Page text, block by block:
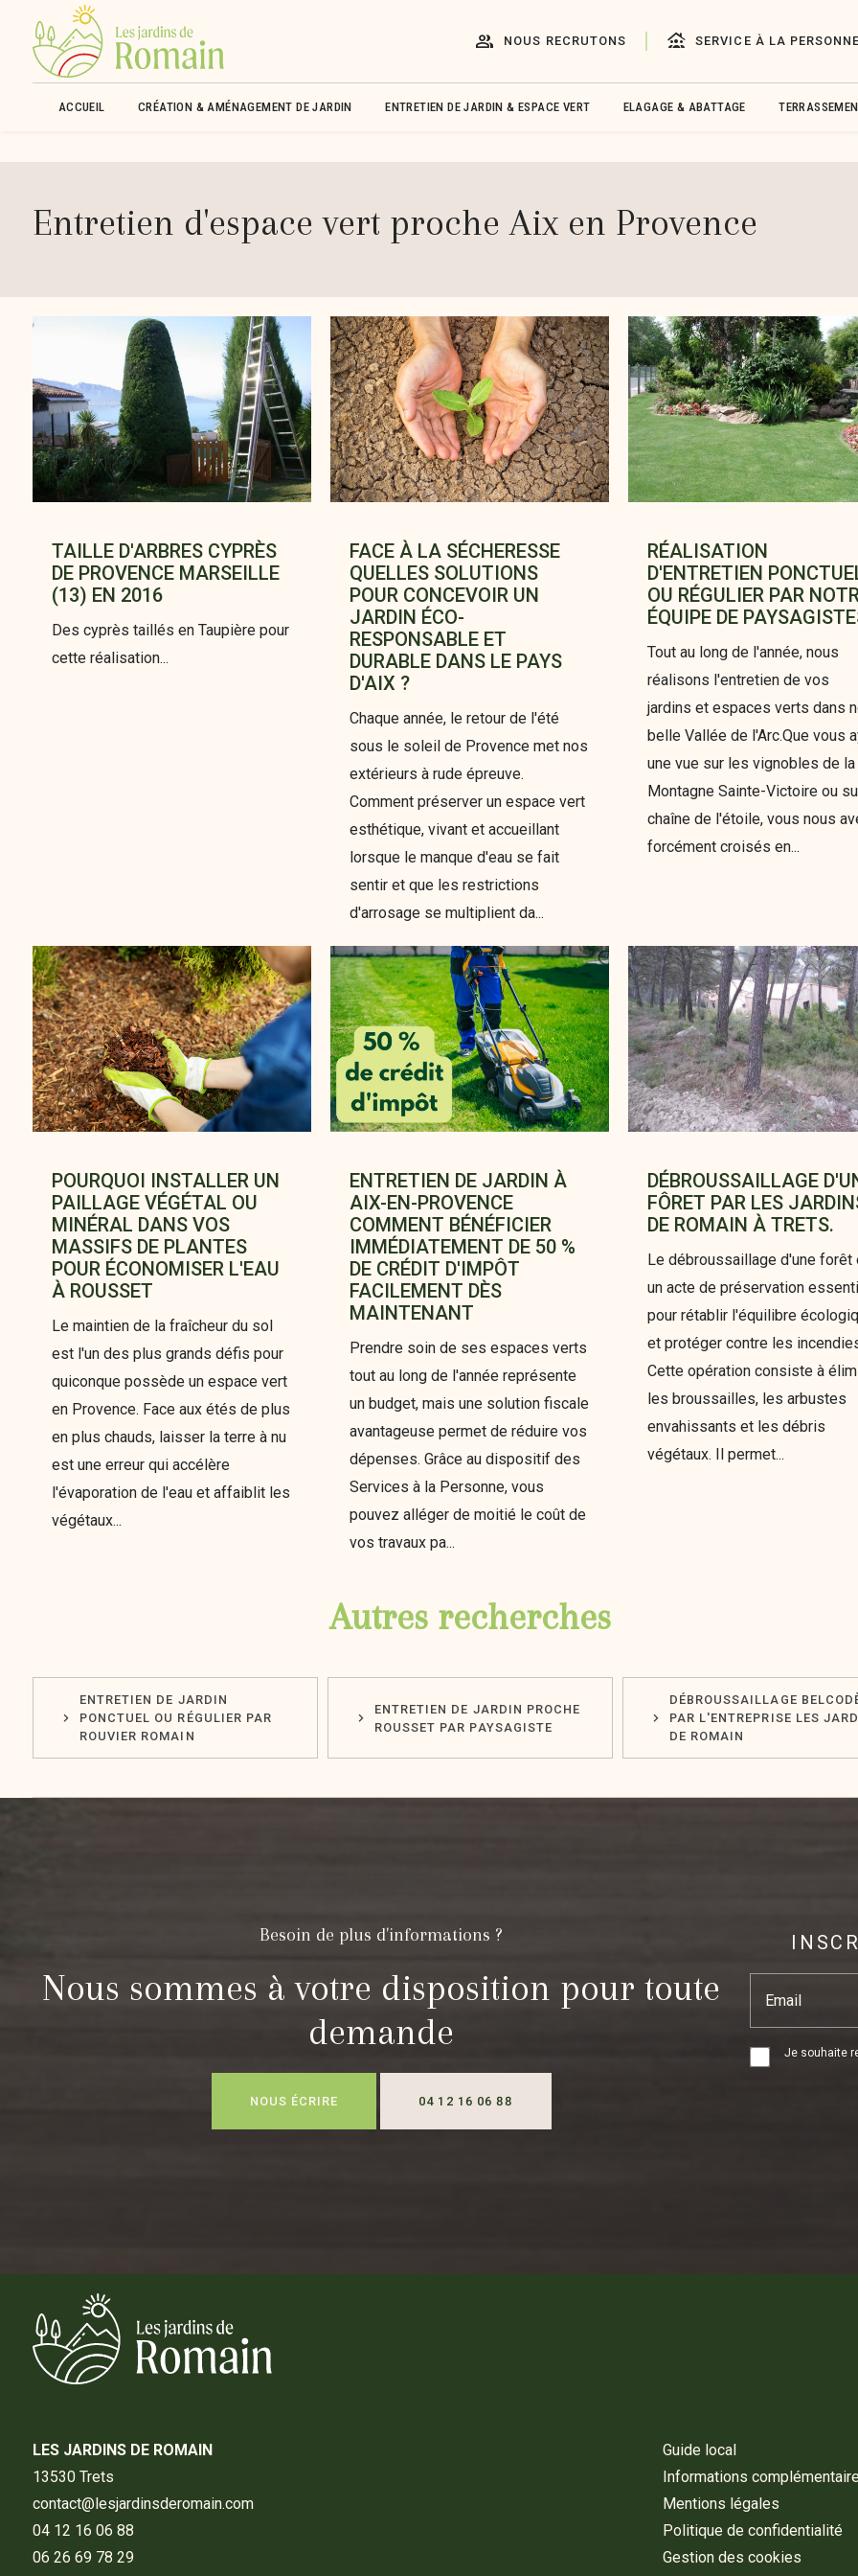
group NOUS RECRUTONS family_group SERVICE À LA PERSONNE
ACCUEIL CRÉATION & AMÉNAGEMENT DE JARDIN ENTRETIEN DE JARDIN & ESPACE VERT ELAGAGE & ABATTAGE
Entretien d'espace vert proche Aix en Provence
TAILLE D'ARBRES CYPRÈS
DE PROVENCE MARSEILLE
(13) EN 2016
Des cyprès taillés en Taupière pour
cette réalisation...
FACE À LA SÉCHERESSE
QUELLES SOLUTIONS
POUR CONCEVOIR UN
JARDIN ÉCO-
RESPONSABLE ET
DURABLE DANS LE PAYS
D'AIX ?
Chaque année, le retour de l'été
sous le soleil de Provence met nos
extérieurs à rude épreuve.
Comment préserver un espace vert
esthétique, vivant et accueillant
lorsque le manque d'eau se fait
sentir et que les restrictions
d'arrosage se multiplient da...
RÉALISATION
D'ENTRETIEN
OU RÉGULIER PAR
ÉQUIPE DE
Tout au long de l'année, nous
réalisons l'entretien de vos
jardins et espaces verts dans
belle Vallée de l'Arc.Que vous
une vue sur les vignobles de la
Montagne Sainte-Victoire ou
chaîne de l'étoile, vous nous
forcément croisés en...
POURQUOI INSTALLER UN
PAILLAGE VÉGÉTAL OU
MINÉRAL DANS VOS
MASSIFS DE PLANTES
POUR ÉCONOMISER L'EAU
À ROUSSET
Le maintien de la fraîcheur du sol
est l'un des plus grands défis pour
quiconque possède un espace vert
en Provence. Face aux étés de plus
en plus chauds, laisser la terre à nu
est une erreur qui accélère
l'évaporation de l'eau et affaiblit les
végétaux...
ENTRETIEN DE JARDIN À
AIX-EN-PROVENCE
COMMENT BÉNÉFICIER
IMMÉDIATEMENT DE 50 %
DE CRÉDIT D'IMPÔT
FACILEMENT DÈS
MAINTENANT
Prendre soin de ses espaces verts
tout au long de l'année représente
un budget, mais une solution fiscale
avantageuse permet de réduire vos
dépenses. Grâce au dispositif des
Services à la Personne, vous
pouvez alléger de moitié le coût de
vos travaux pa...
DÉBROUSSAILLAGE
FÔRET PAR LES
DE ROMAIN À TRETS.
Le débroussaillage d'une forêt
un acte de préservation
pour rétablir l'équilibre
et protéger contre les
Cette opération consiste à
les broussailles, les arbustes
envahissants et les débris
végétaux. Il permet...
Autres recherches
ENTRETIEN DE JARDIN
PONCTUEL OU RÉGULIER PAR
ROUVIER ROMAIN
ENTRETIEN DE JARDIN PROCHE
ROUSSET PAR PAYSAGISTE
DÉBROUSSAILLAGE
PAR L'ENTREPRISE LES
DE ROMAIN
Besoin de plus d'informations ?
Nous sommes à votre disposition pour toute
demande
NOUS ÉCRIRE 04 12 16 06 88
Email
Je souhaite
LES JARDINS DE ROMAIN
13530 Trets
contact@lesjardinsderomain.com
04 12 16 06 88
06 26 69 78 29
Guide local
Informations
Mentions légales
Politique de confidentialité
Gestion des cookies
Panneau de gestion des cookies